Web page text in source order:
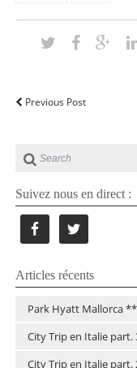
Previous Post
Suivez nous en direct :
Articles récents
Park Hyatt Mallorca
City Trip en Italie
City Trip en Italie part.